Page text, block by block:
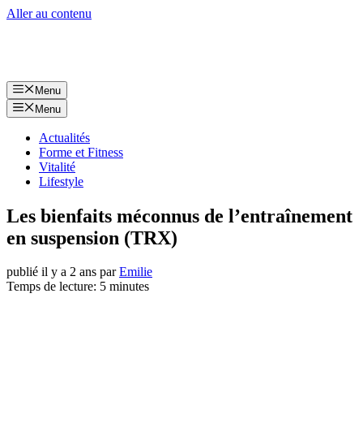
Aller au contenu
Menu
Menu
Actualités
Forme et Fitness
Vitalité
Lifestyle
Les bienfaits méconnus de l’entraînement
en suspension (TRX)
publié il y a 2 ans parEmilie
Temps de lecture: 5 minutes